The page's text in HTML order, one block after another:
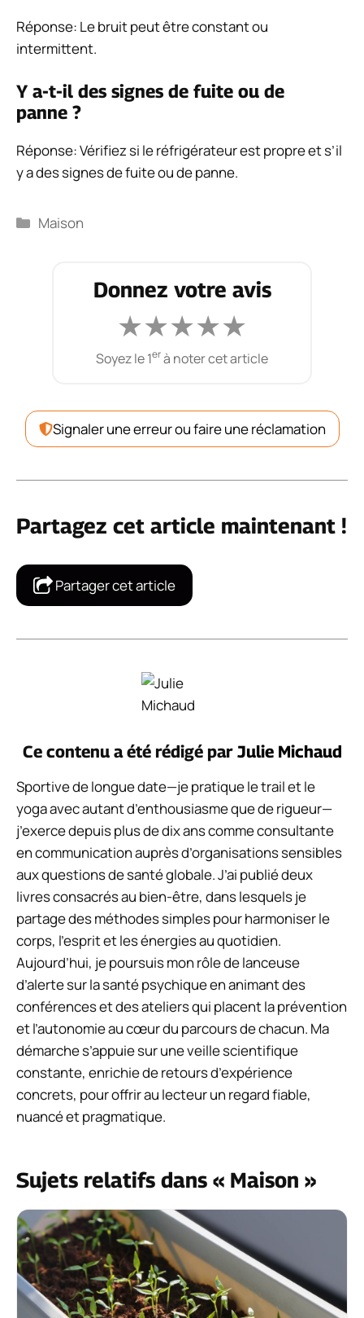
Réponse: Le bruit peut être constant ou
intermittent.
Y a-t-il des signes de fuite ou de
panne ?
Réponse: Vérifiez si le réfrigérateur est propre et s’il
y a des signes de fuite ou de panne.
Catégories
Maison
Donnez votre avis
★★★★★
Soyez le 1erà noter cet article
Signaler une erreur ou faire une réclamation
Partagez cet article maintenant !
Partager cet article
Ce contenu a été rédigé par Julie Michaud
Sportive de longue date—je pratique le trail et le
yoga avec autant d’enthousiasme que de rigueur—
j’exerce depuis plus de dix ans comme consultante
en communication auprès d’organisations sensibles
aux questions de santé globale. J’ai publié deux
livres consacrés au bien-être, dans lesquels je
partage des méthodes simples pour harmoniser le
corps, l’esprit et les énergies au quotidien.
Aujourd’hui, je poursuis mon rôle de lanceuse
d’alerte sur la santé psychique en animant des
conférences et des ateliers qui placent la prévention
et l’autonomie au cœur du parcours de chacun. Ma
démarche s’appuie sur une veille scientifique
constante, enrichie de retours d’expérience
concrets, pour offrir au lecteur un regard fiable,
nuancé et pragmatique.
Sujets relatifs dans « Maison »